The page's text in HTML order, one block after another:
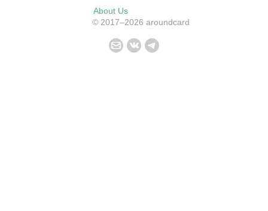
About Us
© 2017–2026 aroundcard